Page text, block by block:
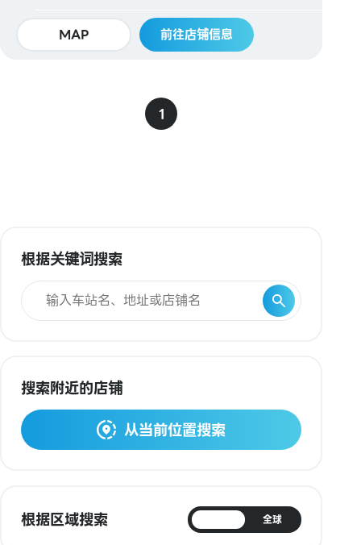
MAP 前往店铺信息
1
根据关键词搜索
搜索附近的店铺
从当前位置搜索
根据区域搜索 全球